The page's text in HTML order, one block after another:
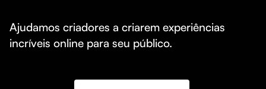
Ajudamos criadores a criarem experiências
incríveis online para seu público.